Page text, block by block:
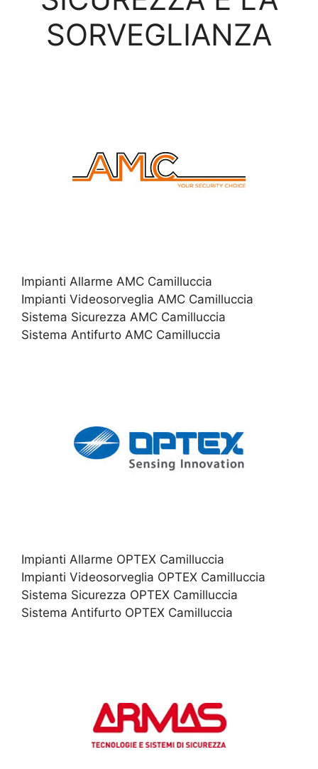
SORVEGLIANZA
Impianti Allarme AMC Camilluccia
Impianti Videosorveglia AMC Camilluccia
Sistema Sicurezza AMC Camilluccia
Sistema Antifurto AMC Camilluccia
Impianti Allarme OPTEX Camilluccia
Impianti Videosorveglia OPTEX Camilluccia
Sistema Sicurezza OPTEX Camilluccia
Sistema Antifurto OPTEX Camilluccia